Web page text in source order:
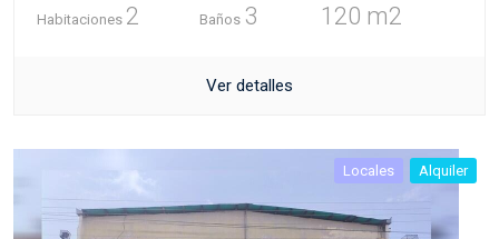
Habitaciones 2 Baños 3 120 m2
Ver detalles
Locales Alquiler